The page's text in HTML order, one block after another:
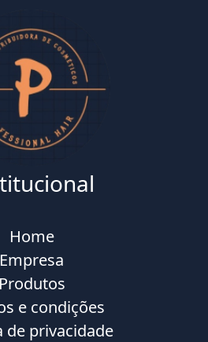
Home
Empresa
Produtos
e condições
de privacidade